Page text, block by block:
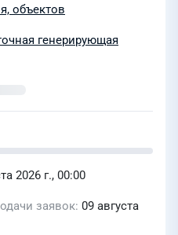
объектов
генерирующая
2026 г., 00:00
заявок 09 августа